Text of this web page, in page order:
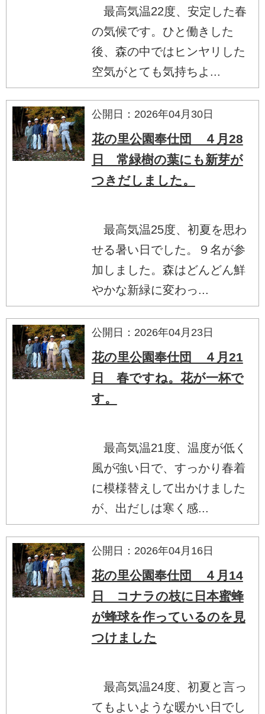
最高気温22度、安定した春
の気候です。ひと働きした
後、森の中ではヒンヤリした
空気がとても気持ちよ...
公開日：2026年04月30日
花の里公園奉仕団 ４月28
日 常緑樹の葉にも新芽が
つきだしました。
最高気温25度、初夏を思わ
せる暑い日でした。９名が参
加しました。森はどんどん鮮
やかな新緑に変わっ...
公開日：2026年04月23日
花の里公園奉仕団 ４月21
日 春ですね。花が一杯で
す。
最高気温21度、温度が低く
風が強い日で、すっかり春着
に模様替えして出かけました
が、出だしは寒く感...
公開日：2026年04月16日
花の里公園奉仕団 ４月14
日 コナラの枝に日本蜜蜂
が蜂球を作っているのを見
つけました
最高気温24度、初夏と言っ
てもよいような暖かい日でし